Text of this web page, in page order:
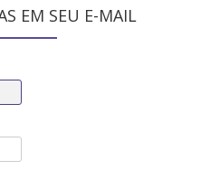
EM SEU E-MAIL